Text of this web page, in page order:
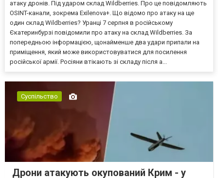
атаку дронів. Під ударом склад Wildberries. Про це повідомляють
OSINT-канали, зокрема Exilenova+. Що відомо про атаку на ще
один склад Wildberries? Уранці 7 серпня в російському
Єкатеринбурзі повідомили про атаку на склад Wildberries. За
попередньою інформацією, щонайменше два удари припали на
приміщення, який може використовуватися для посилення
російської армії. Росіяни втікають зі складу після а...
Суспільство
Дрони атакують окупований Крим - у